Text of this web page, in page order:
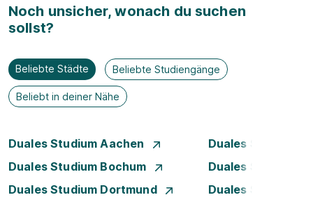
Noch unsicher, wonach du suchen
sollst?
Beliebte Städte Beliebte Studiengänge
Beliebt in deiner Nähe
Duales Studium Aachen
Duales Studium
Duales Studium Bochum
Duales Studium
Duales Studium Dortmund
Duales Studium